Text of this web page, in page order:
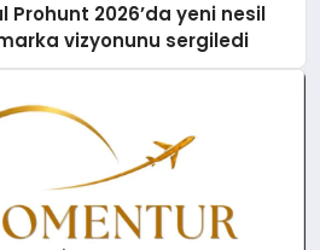
Prohunt 2026’da yeni nesil
vizyonunu sergiledi